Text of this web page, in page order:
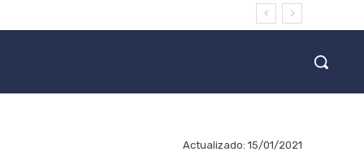
Actualizado: 15/01/2021